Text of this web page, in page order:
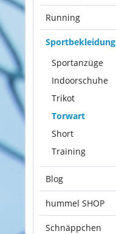
Running
Sportbekleidung
Sportanzüge
Indoorschuhe
Trikot
Torwart
Short
Training
Blog
hummel SHOP
Schnäppchen